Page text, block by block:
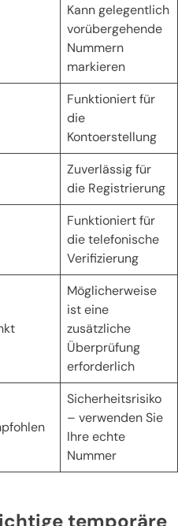
Kann gelegentlich
vorübergehende
Nummern
markieren
Funktioniert für
die
Kontoerstellung
Zuverlässig für
die Registrierung
Funktioniert für
die telefonische
Verifizierung
Möglicherweise
ist eine
zusätzliche
Überprüfung
erforderlich
Sicherheitsrisiko
– verwenden Sie
Ihre echte
Nummer
temporäre